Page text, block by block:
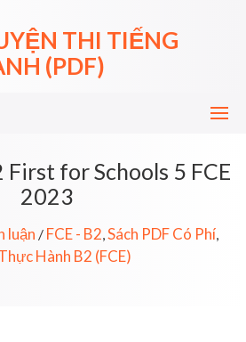
THI TIẾNG
(PDF)
for Schools 5 FCE
2023
luận / FCE - B2,Sách PDF Có Phí,
Hành B2 (FCE)